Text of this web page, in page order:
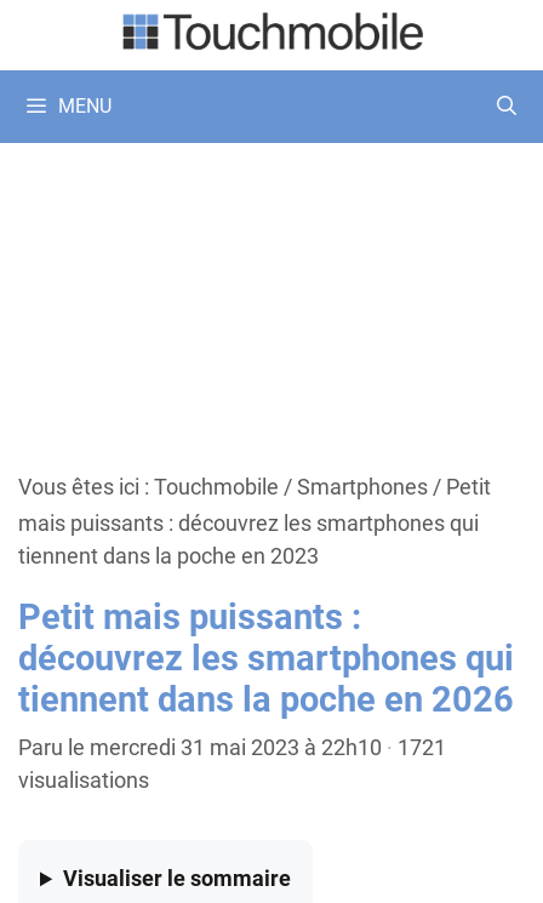
MENU
Vous êtes ici : Touchmobile /Smartphones/ Petit
mais puissants : découvrez les smartphones qui
tiennent dans la poche en 2023
Petit mais puissants :
découvrez les smartphones qui
tiennent dans la poche en 2026
Paru le mercredi 31 mai 2023 à 22h10 · 1721
visualisations
Visualiser le sommaire